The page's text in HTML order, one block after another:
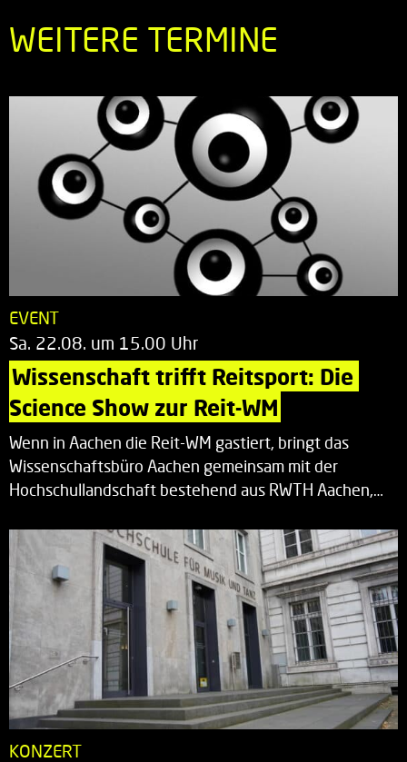
WEITERE TERMINE
EVENT
Sa. 22.08. um 15.00 Uhr
Wissenschaft trifft Reitsport: Die
Science Show zur Reit-WM
Wenn in Aachen die Reit-WM gastiert, bringt das
Wissenschaftsbüro Aachen gemeinsam mit der
Hochschullandschaft bestehend aus RWTH Aachen,…
KONZERT